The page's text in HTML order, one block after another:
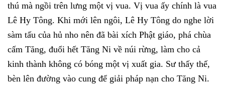
thú mà ngồi trên lưng một vị vua. Vị vua ấy chính là vua
Lê Hy Tông. Khi mới lên ngôi, Lê Hy Tông do nghe lời
sàm tấu của hủ nho nên đã bài xích Phật giáo, phá chùa
cấm Tăng, đuổi hết Tăng Ni về núi rừng, làm cho cả
kinh thành không có bóng một vị xuất gia. Sư thấy thế,
bèn lên đường vào cung để giải pháp nạn cho Tăng Ni.